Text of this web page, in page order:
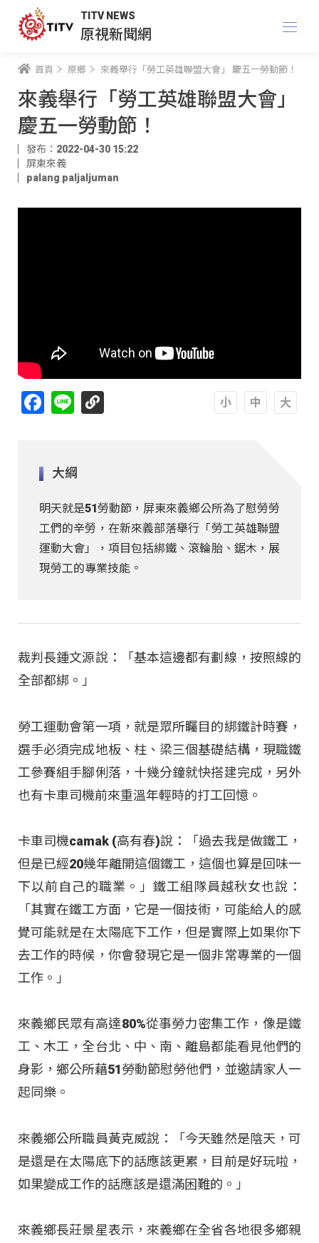
TITV NEWS
原視新聞網
首頁 原鄉 來義舉行「勞工英雄聯盟大會」 慶五一勞動節！
來義舉行「勞工英雄聯盟大會」
慶五一勞動節！
發布：2022-04-30 15:22
屏東來義
palang paljaljuman
Facebook
Line
大綱
明天就是51勞動節，屏東來義鄉公所為了慰勞勞
工們的辛勞，在新來義部落舉行「勞工英雄聯盟
運動大會」，項目包括綁鐵、滾輪胎、鋸木，展
現勞工的專業技能。
裁判長鍾文源說：「基本這邊都有劃線，按照線的
全部都綁。」
勞工運動會第一項，就是眾所矚目的綁鐵計時賽，
選手必須完成地板、柱、梁三個基礎結構，現職鐵
工參賽組手腳俐落，十幾分鐘就快搭建完成，另外
也有卡車司機前來重溫年輕時的打工回憶。
卡車司機camak (高有春)說：「過去我是做鐵工，
但是已經20幾年離開這個鐵工，這個也算是回味一
下以前自己的職業。」鐵工組隊員越秋女也說：
「其實在鐵工方面，它是一個技術，可能給人的感
覺可能就是在太陽底下工作，但是實際上如果你下
去工作的時候，你會發現它是一個非常專業的一個
工作。」
來義鄉民眾有高達80%從事勞力密集工作，像是鐵
工、木工，全台北、中、南、離島都能看見他們的
身影，鄉公所藉51勞動節慰勞他們，並邀請家人一
起同樂。
來義鄉公所職員黃克威說：「今天雖然是陰天，可
是還是在太陽底下的話應該更累，目前是好玩啦，
如果變成工作的話應該是還滿困難的。」
來義鄉長莊景星表示，來義鄉在全省各地很多鄉親